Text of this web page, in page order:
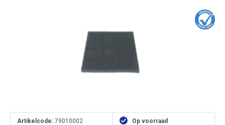
Artikelcode: 79010002 Op voorraad